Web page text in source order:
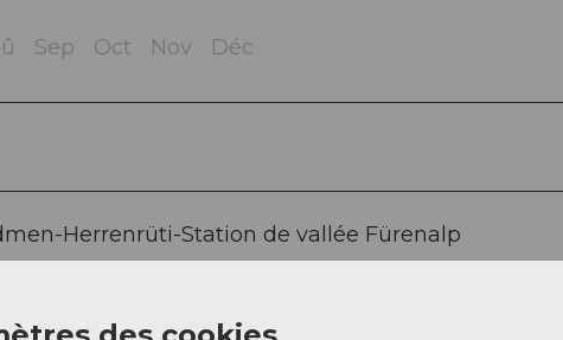
Sep Oct Nov Déc
Herrenrüti-Station de vallée Fürenalp